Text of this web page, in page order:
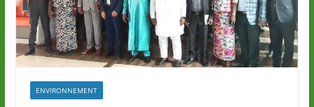
ENVIRONNEMENT